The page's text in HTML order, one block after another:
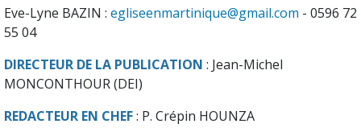
Eve-Lyne BAZIN : egliseenmartinique@gmail.com - 0596 72
55 04
DIRECTEUR DE LA PUBLICATION : Jean-Michel
MONCONTHOUR (DEI)
REDACTEUR EN CHEF: P. Crépin HOUNZA